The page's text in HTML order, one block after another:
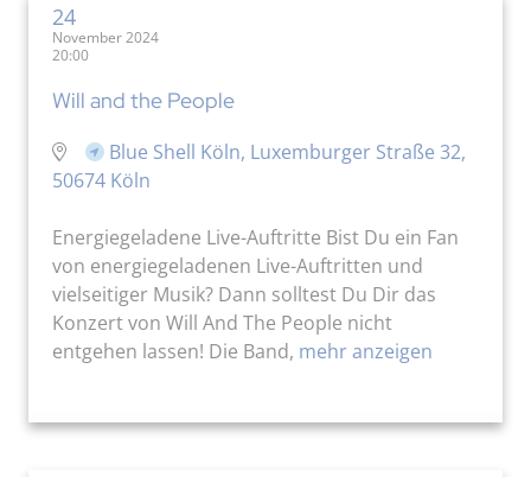
24
November 2024
20:00
Will and the People
Blue Shell Köln, Luxemburger Straße 32,
50674 Köln
Energiegeladene Live-Auftritte Bist Du ein Fan
von energiegeladenen Live-Auftritten und
vielseitiger Musik? Dann solltest Du Dir das
Konzert von Will And The People nicht
entgehen lassen! Die Band, mehr anzeigen